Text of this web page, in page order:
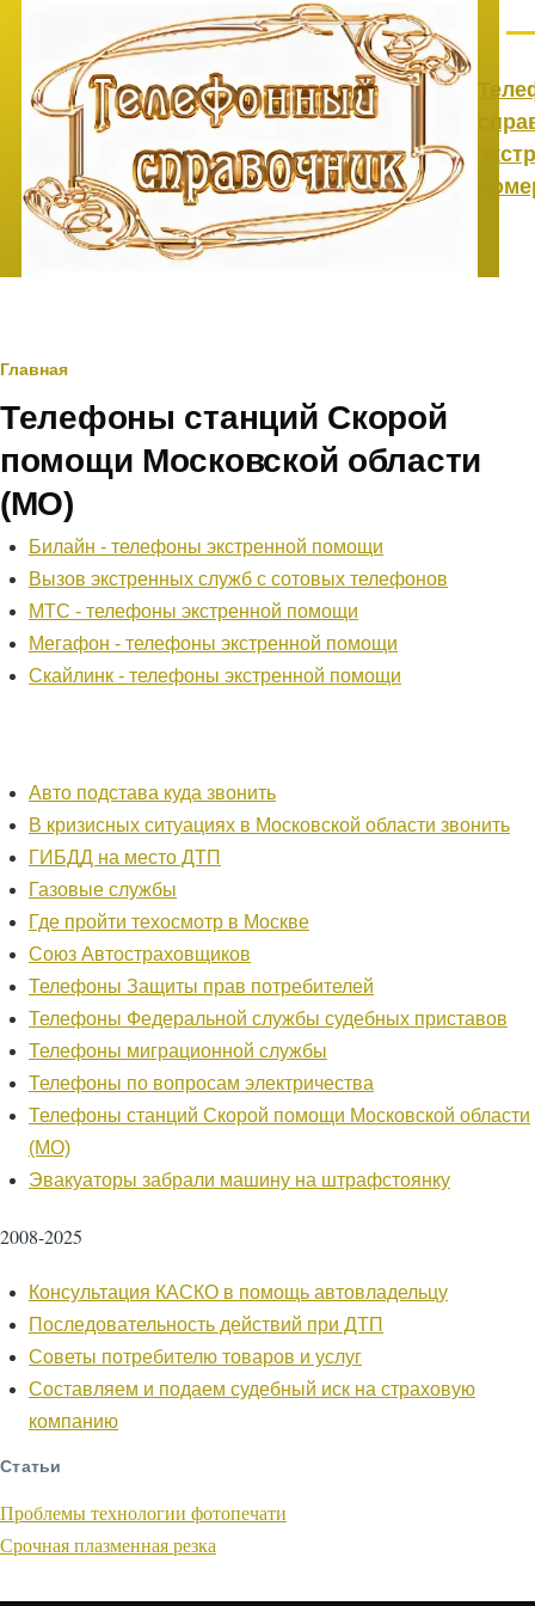
Перейти к основному содержанию
Строка
навигации
Главная
Телефоны станций Скорой
помощи Московской области
(МО)
Билайн - телефоны экстренной помощи
Вызов экстренных служб с сотовых телефонов
МТС - телефоны экстренной помощи
Мегафон - телефоны экстренной помощи
Скайлинк - телефоны экстренной помощи
Авто подстава куда звонить
В кризисных ситуациях в Московской области звонить
ГИБДД на место ДТП
Газовые службы
Где пройти техосмотр в Москве
Союз Автостраховщиков
Телефоны Защиты прав потребителей
Телефоны Федеральной службы судебных приставов
Телефоны миграционной службы
Телефоны по вопросам электричества
Телефоны станций Скорой помощи Московской области
(МО)
Эвакуаторы забрали машину на штрафстоянку
2008-2025
Консультация КАСКО в помощь автовладельцу
Последовательность действий при ДТП
Советы потребителю товаров и услуг
Составляем и подаем судебный иск на страховую
компанию
Статьи
Проблемы технологии фотопечати
Срочная плазменная резка